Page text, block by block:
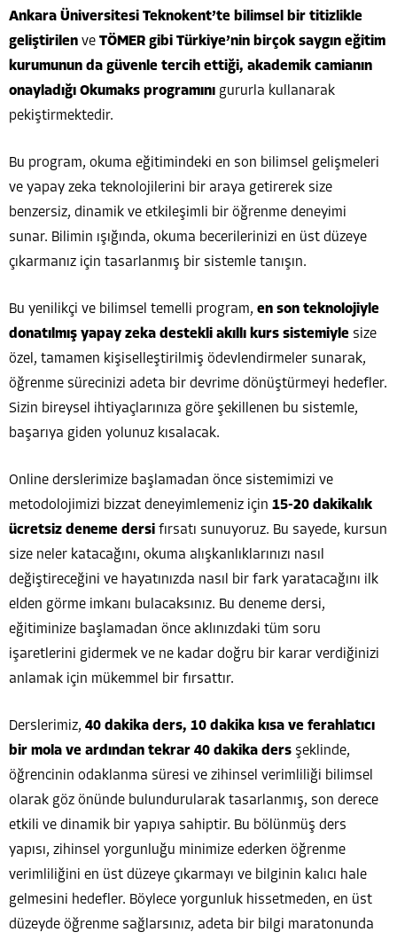
Ankara Üniversitesi Teknokent’te bilimsel bir titizlikle
geliştirilen ve TÖMER gibi Türkiye’nin birçok saygın eğitim
kurumunun da güvenle tercih ettiği, akademik camianın
onayladığı Okumaks programını gururla kullanarak
pekiştirmektedir.
Bu program, okuma eğitimindeki en son bilimsel gelişmeleri
ve yapay zeka teknolojilerini bir araya getirerek size
benzersiz, dinamik ve etkileşimli bir öğrenme deneyimi
sunar. Bilimin ışığında, okuma becerilerinizi en üst düzeye
çıkarmanız için tasarlanmış bir sistemle tanışın.
Bu yenilikçi ve bilimsel temelli program, en son teknolojiyle
donatılmış yapay zeka destekli akıllı kurs sistemiyle size
özel, tamamen kişiselleştirilmiş ödevlendirmeler sunarak,
öğrenme sürecinizi adeta bir devrime dönüştürmeyi hedefler.
Sizin bireysel ihtiyaçlarınıza göre şekillenen bu sistemle,
başarıya giden yolunuz kısalacak.
Online derslerimize başlamadan önce sistemimizi ve
metodolojimizi bizzat deneyimlemeniz için 15-20 dakikalık
ücretsiz deneme dersi fırsatı sunuyoruz. Bu sayede, kursun
size neler katacağını, okuma alışkanlıklarınızı nasıl
değiştireceğini ve hayatınızda nasıl bir fark yaratacağını ilk
elden görme imkanı bulacaksınız. Bu deneme dersi,
eğitiminize başlamadan önce aklınızdaki tüm soru
işaretlerini gidermek ve ne kadar doğru bir karar verdiğinizi
anlamak için mükemmel bir fırsattır.
Derslerimiz, 40 dakika ders, 10 dakika kısa ve ferahlatıcı
bir mola ve ardından tekrar 40 dakika ders şeklinde,
öğrencinin odaklanma süresi ve zihinsel verimliliği bilimsel
olarak göz önünde bulundurularak tasarlanmış, son derece
etkili ve dinamik bir yapıya sahiptir. Bu bölünmüş ders
yapısı, zihinsel yorgunluğu minimize ederken öğrenme
verimliliğini en üst düzeye çıkarmayı ve bilginin kalıcı hale
gelmesini hedefler. Böylece yorgunluk hissetmeden, en üst
düzeyde öğrenme sağlarsınız, adeta bir bilgi maratonunda